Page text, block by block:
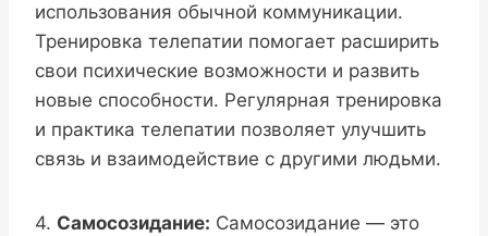
использования обычной коммуникации.
Тренировка телепатии помогает расширить
свои психические возможности и развить
новые способности. Регулярная тренировка
и практика телепатии позволяет улучшить
связь и взаимодействие с другими людьми.
4. Самосозидание: Самосозидание — это